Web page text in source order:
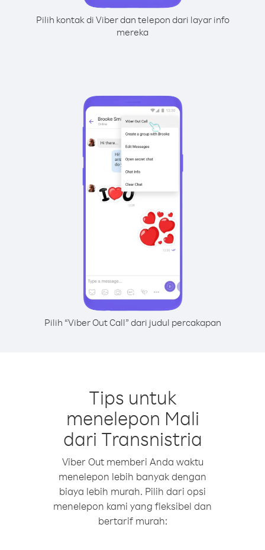
Pilih kontak di Viber dan telepon dari layar info
mereka
Pilih “Viber Out Call” dari judul percakapan
Tips untuk
menelepon Mali
dari Transnistria
Viber Out memberi Anda waktu
menelepon lebih banyak dengan
biaya lebih murah. Pilih dari opsi
menelepon kami yang fleksibel dan
bertarif murah: